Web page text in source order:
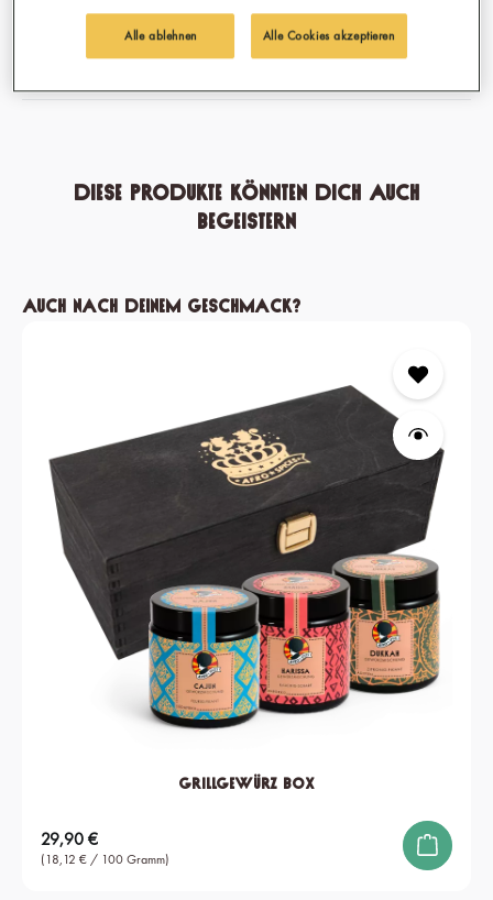
Preise inkl. MwSt.
Sofort verfügbar, Lieferzeit: 1-3 Tage
Diese Produkte könnten dich auch
begeistern
Produktgalerie überspringen
Auch nach deinem Geschmack?
Grillgewürz Box
(18,12 € / 100 Gramm)
Regulärer Preis:
29,90 €
Alle ablehnen Alle Cookies akzeptieren